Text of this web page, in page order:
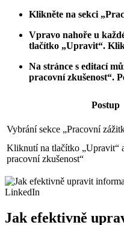
Klikněte na sekci
Vpravo nahoře u
tlačítko „Upravit“.
Na stránce s editací
pracovní zkušenost“.
Postup
Vybrání sekce „Pracovní
Kliknutí na tlačítko „Upravit“
pracovní zkušenost“
Jak efektivně